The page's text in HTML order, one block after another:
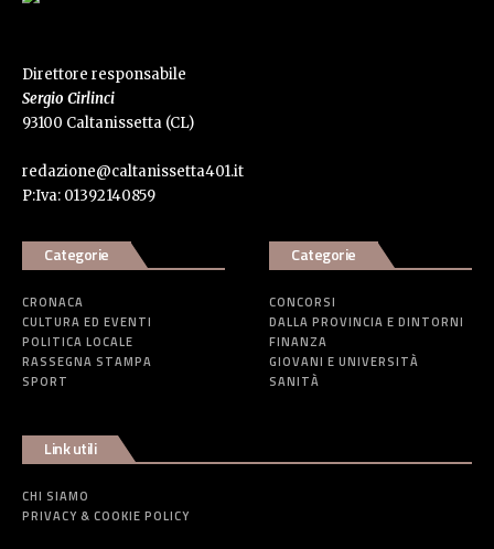
Direttore responsabile
Sergio Cirlinci
93100 Caltanissetta (CL)
redazione@caltanissetta401.it
P:Iva: 01392140859
Categorie
CRONACA
CULTURA ED EVENTI
POLITICA LOCALE
RASSEGNA STAMPA
SPORT
Categorie
CONCORSI
DALLA PROVINCIA E DINTORNI
FINANZA
GIOVANI E UNIVERSITÀ
SANITÀ
Link utili
CHI SIAMO
PRIVACY & COOKIE POLICY